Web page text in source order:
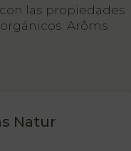
las propiedades
Arôms
Natur